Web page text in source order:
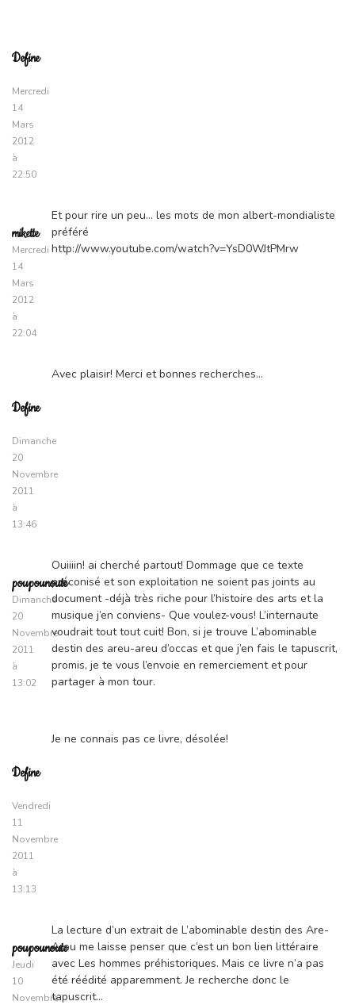
Define
Mercredi
14
Mars
2012
à
22:50
mikette
Mercredi
14
Mars
2012
à
22:04
Et pour rire un peu… les mots de mon albert-mondialiste
préféré
http://www.youtube.com/watch?v=YsD0WJtPMrw
Define
Dimanche
20
Novembre
2011
à
13:46
Avec plaisir! Merci et bonnes recherches…
poupounoute
Dimanche
20
Novembre
2011
à
13:02
Ouiiiin! ai cherché partout! Dommage que ce texte
préconisé et son exploitation ne soient pas joints au
document -déjà très riche pour l’histoire des arts et la
musique j’en conviens- Que voulez-vous! L’internaute
voudrait tout tout cuit! Bon, si je trouve L’abominable
destin des areu-areu d’occas et que j’en fais le tapuscrit,
promis, je te vous l’envoie en remerciement et pour
partager à mon tour.
Define
Vendredi
11
Novembre
2011
à
13:13
Je ne connais pas ce livre, désolée!
poupounoute
Jeudi
10
Novembre
La lecture d’un extrait de L’abominable destin des Are-
Areu me laisse penser que c’est un bon lien littéraire
avec Les hommes préhistoriques. Mais ce livre n’a pas
été réédité apparemment. Je recherche donc le
tapuscrit…